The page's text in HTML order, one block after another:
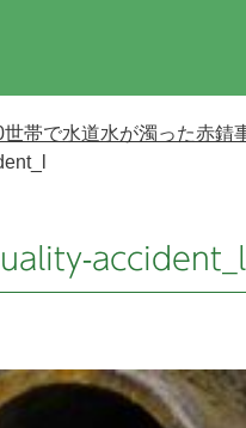
世帯で水道水が濁った赤錆
accident_l